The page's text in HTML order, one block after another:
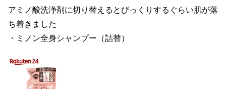
アミノ酸洗浄剤に切り替えるとびっくりするぐらい肌が落
ち着きました
・ミノン全身シャンプー（詰替）